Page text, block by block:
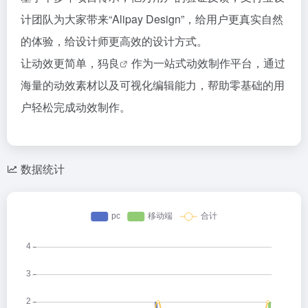
计团队为大家带来“Alipay Design”，给用户更真实自然
的体验，给设计师更高效的设计方式。
让动效更简单， 犸良
作为一站式动效制作平台，通过
海量的动效素材以及可视化编辑能力，帮助零基础的用
户轻松完成动效制作。
数据统计